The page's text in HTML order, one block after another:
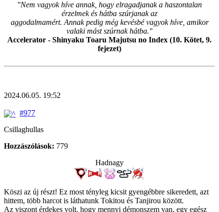
"Nem vagyok híve annak, hogy elragadjanak a haszontalan
érzelmek és hátba szúrjanak az
aggodalmamért. Annak pedig még kevésbé vagyok híve, amikor
valaki mást szúrnak hátba."
Accelerator - Shinyaku Toaru Majutsu no Index (10. Kötet, 9.
fejezet)
2024.06.05. 19:52
#977
Csillaghullas
Hozzászólások: 779
Hadnagy
Köszi az új részt! Ez most tényleg kicsit gyengébbre sikeredett, azt
hittem, több harcot is láthatunk Tokitou és Tanjirou között.
Az viszont érdekes volt, hogy mennyi démonszem van, egy egész